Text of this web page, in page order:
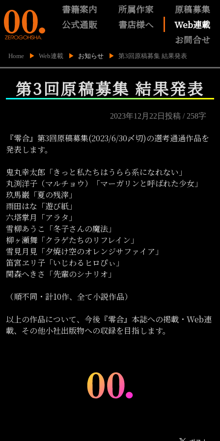
書籍案内 所属作家
原稿募集
公式通販
書店様へ
Web連載
お問合せ
Home Web連載 お知らせ 第3回原稿募集 結果発表
第3回原稿募集 結果発表
2023年12月22日投稿 / 258字
『零合』第3回原稿募集(2023/6/30〆切)の選考通過作品を
発表します。
鬼丸幸太郎「きっと私たちはうらら系になれない」
丸渕洋子（マルチョウ）「マーガリンと呼ばれた少女」
玖馬巌「夏の残滓」
雨田はな「遊び紙」
六塔掌月「アラタ」
雪柳あうこ「冬子さんの魔法」
柳ヶ瀬舞「クラゲたちのリフレイン」
雪見月見「夕焼け空のオレンジサファイア」
笛宮ヱリ子「いじわるヒロぴぃ」
関森へきさ「先輩のシナリオ」
（順不同・計10作、全て小説作品）
以上の作品について、今後『零合』本誌への掲載・Web連